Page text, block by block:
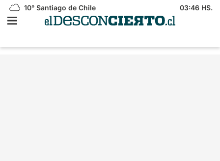
10° Santiago de Chile 03:46 HS.